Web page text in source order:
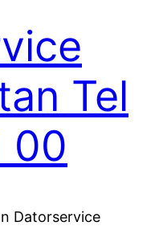
Tel
00
Datorservice